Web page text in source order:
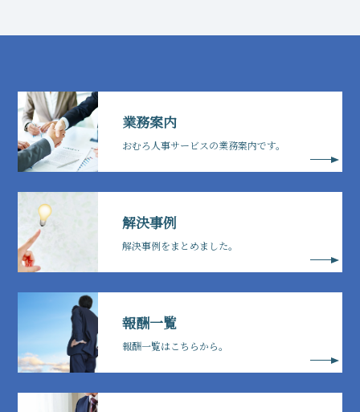
業務案内
おむろ人事サービスの業務案内です。
解決事例
解決事例をまとめました。
報酬一覧
報酬一覧はこちらから。